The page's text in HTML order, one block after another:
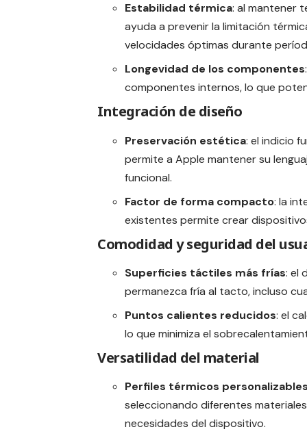
Estabilidad térmica: al mantener
ayuda a prevenir la limitación
velocidades óptimas durante
Longevidad de los componentes
componentes internos, lo que
Integración de diseño
Preservación estética: el indicio
permite a Apple mantener su
funcional.
Factor de forma compacto: la
existentes permite crear
Comodidad y seguridad del
Superficies táctiles más frías: el
permanezca fría al tacto, incluso
Puntos calientes reducidos: el
lo que minimiza el
Versatilidad del material
Perfiles térmicos
seleccionando diferentes
necesidades del dispositivo.